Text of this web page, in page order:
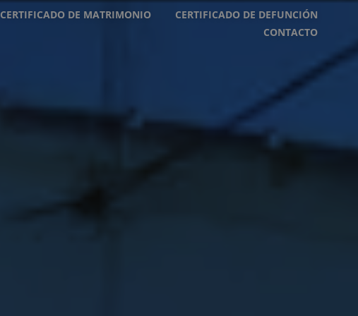
CERTIFICADO DE MATRIMONIO
CERTIFICADO DE DEFUNCIÓN
CONTACTO